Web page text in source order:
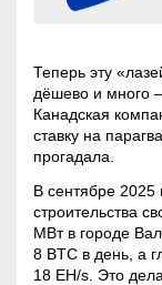
Теперь эту
дёшево и много
Канадская
ставку на
прогадала.
В сентябре 2025
строительства
МВт в городе
8 BTC в день, а
18 EH/s . Это